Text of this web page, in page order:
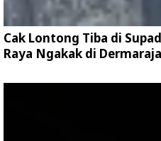
Cak Lontong Tiba di
Raya Ngakak di